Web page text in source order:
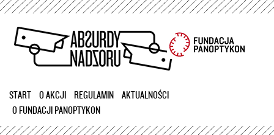
Przejdź
treści
START O AKCJI REGULAMIN
AKTUALNOŚCI
O FUNDACJI PANOPTYKON